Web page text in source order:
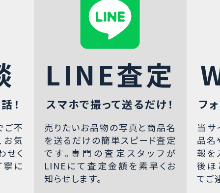
！
ご不
お気
せく
寧に
LINE査定
スマホで撮って送るだけ！
売りたいお品物の写真と商品名
を送るだけの簡単スピード査定
です。専門の査定スタッフが
LINEにて査定金額を素早くお
知らせします。
フ
当サ
品名
報を
後ほ
てご